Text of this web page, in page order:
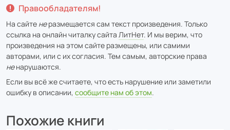
Правообладателям!
На сайте неразмещается сам текст произведения. Только
ссылка на онлайн читалку сайта ЛитНет. И мы верим, что
произведения на этом сайте размещены, или самими
авторами, или с их согласия. Тем самым, авторские права
ненарушаются.
Если вы всё же считаете, что есть нарушение или заметили
ошибку в описании, сообщите нам об этом.
Похожие книги